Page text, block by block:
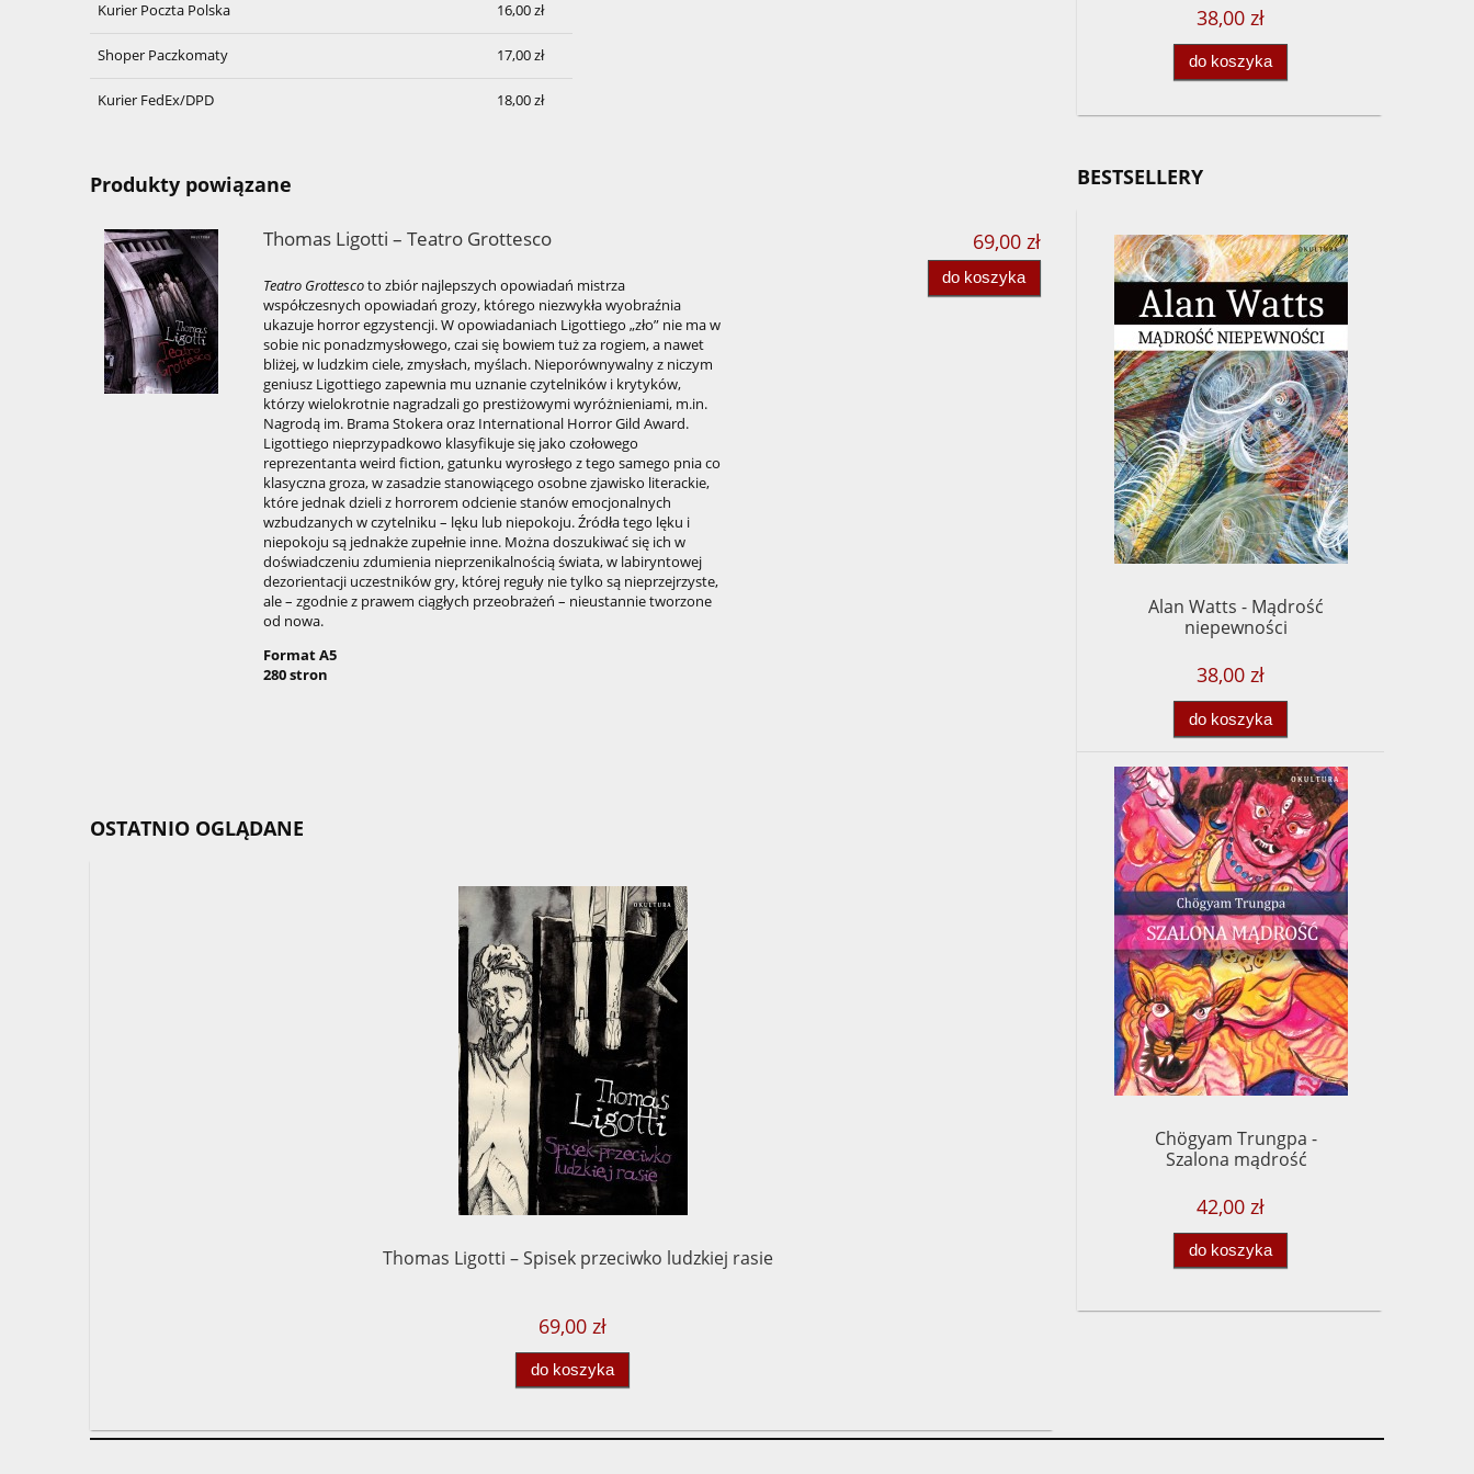
Kurier Poczta Polska 16,00 zł
Shoper Paczkomaty 17,00 zł
Kurier FedEx/DPD 18,00 zł
Produkty powiązane
Thomas Ligotti – Teatro Grottesco
Teatro Grottescoto zbiór najlepszych opowiadań mistrza
współczesnych opowiadań grozy, którego niezwykła wyobraźnia
ukazuje horror egzystencji. W opowiadaniach Ligottiego „zło” nie ma w
sobie nic ponadzmysłowego, czai się bowiem tuż za rogiem, a nawet
bliżej, w ludzkim ciele, zmysłach, myślach. Nieporównywalny z niczym
geniusz Ligottiego zapewnia mu uznanie czytelników i krytyków,
którzy wielokrotnie nagradzali go prestiżowymi wyróżnieniami, m.in.
Nagrodą im. Brama Stokera oraz International Horror Gild Award.
Ligottiego nieprzypadkowo klasyfikuje się jako czołowego
reprezentanta weird fiction, gatunku wyrosłego z tego samego pnia co
klasyczna groza, w zasadzie stanowiącego osobne zjawisko literackie,
które jednak dzieli z horrorem odcienie stanów emocjonalnych
wzbudzanych w czytelniku – lęku lub niepokoju. Źródła tego lęku i
niepokoju są jednakże zupełnie inne. Można doszukiwać się ich w
doświadczeniu zdumienia nieprzenikalnością świata, w labiryntowej
dezorientacji uczestników gry, której reguły nie tylko są nieprzejrzyste,
ale – zgodnie z prawem ciągłych przeobrażeń – nieustannie tworzone
od nowa.
Format A5
280 stron
69,00 zł
do koszyka
OSTATNIO OGLĄDANE
Thomas Ligotti – Spisek przeciwko ludzkiej rasie
69,00 zł
do koszyka
38,00 zł
do koszyka
BESTSELLERY
Alan Watts - Mądrość
niepewności
38,00 zł
do koszyka
Chögyam Trungpa -
Szalona mądrość
42,00 zł
do koszyka